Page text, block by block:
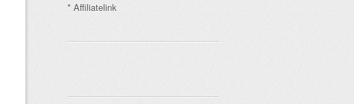
* Affiliatelink